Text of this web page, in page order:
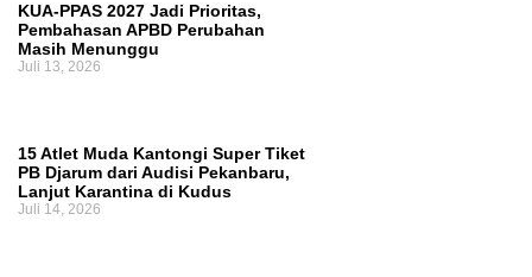
KUA-PPAS 2027 Jadi Prioritas,
Pembahasan APBD Perubahan
Masih Menunggu
Juli 13, 2026
15 Atlet Muda Kantongi Super Tiket
PB Djarum dari Audisi Pekanbaru,
Lanjut Karantina di Kudus
Juli 14, 2026